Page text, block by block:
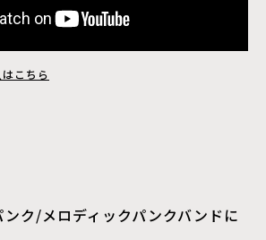
こちら
ク/メロディックパンクバンドに